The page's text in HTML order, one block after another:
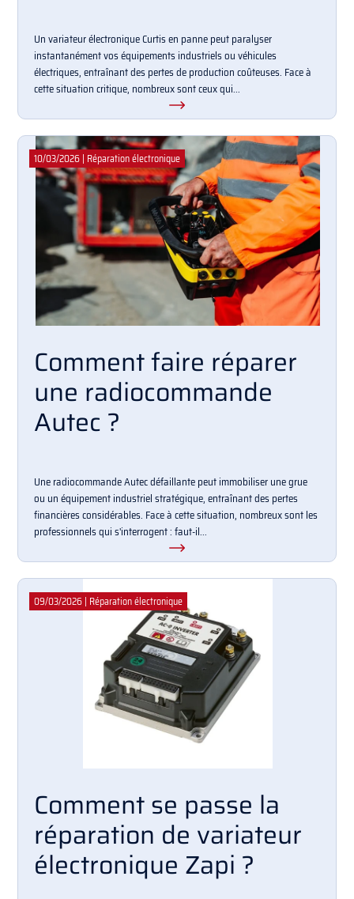
Un variateur électronique Curtis en panne peut paralyser
instantanément vos équipements industriels ou véhicules
électriques, entraînant des pertes de production coûteuses. Face à
cette situation critique, nombreux sont ceux qui...
10/03/2026 | Réparation électronique
Comment faire réparer
une radiocommande
Autec ?
Une radiocommande Autec défaillante peut immobiliser une grue
ou un équipement industriel stratégique, entraînant des pertes
financières considérables. Face à cette situation, nombreux sont les
professionnels qui s'interrogent : faut-il...
09/03/2026 | Réparation électronique
Comment se passe la
réparation de variateur
électronique Zapi ?